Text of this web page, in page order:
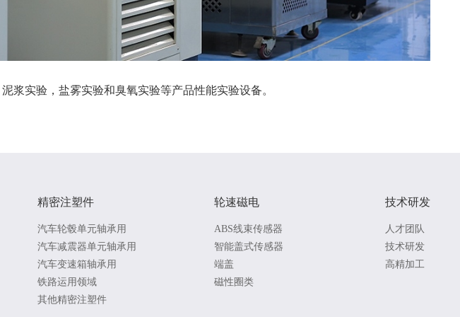
浆实验，盐雾实验和臭氧实验等产品性能实验设备。
精密注塑件
汽车轮毂单元轴承用
汽车减震器单元轴承用
汽车变速箱轴承用
铁路运用领域
其他精密注塑件
轮速磁电
ABS线束传感器
智能盖式传感器
端盖
磁性圈类
技术研发
人才团队
技术研发
高精加工